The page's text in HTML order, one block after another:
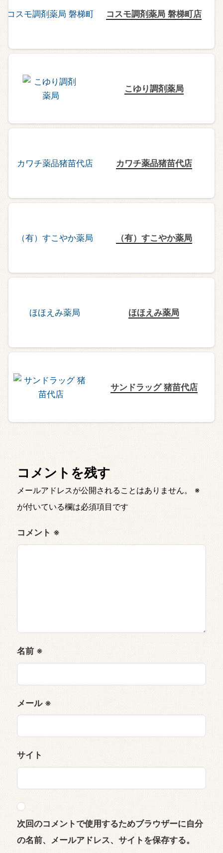
コスモ調剤薬局 磐梯町店
こゆり調剤薬局
カワチ薬品猪苗代店
（有）すこやか薬局
ほほえみ薬局
サンドラッグ 猪苗代店
コメントを残す
メールアドレスが公開されることはありません。
※
が付いている欄は必須項目です
コメント ※
名前 ※
メール ※
サイト
次回のコメントで使用するためブラウザーに自分
の名前、メールアドレス、サイトを保存する。